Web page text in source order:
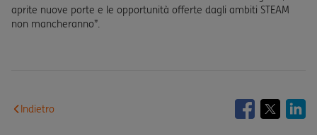
aprite nuove porte e le opportunità offerte dagli ambiti STEAM
non mancheranno”.
Indietro